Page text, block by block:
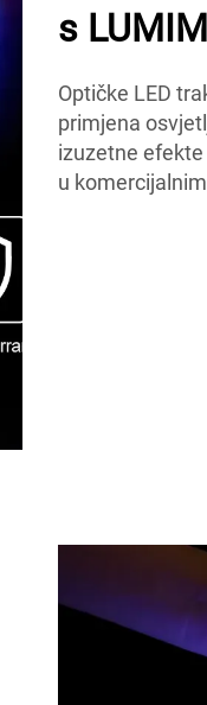
s
Optičke LED
primjena
izuzetne
u